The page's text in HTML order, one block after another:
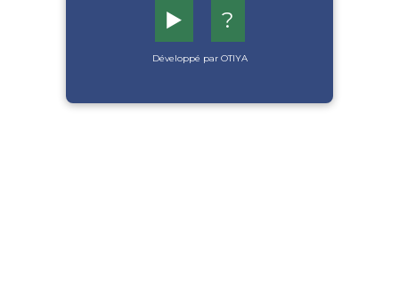
▶️ ?
Développé par OTIYA